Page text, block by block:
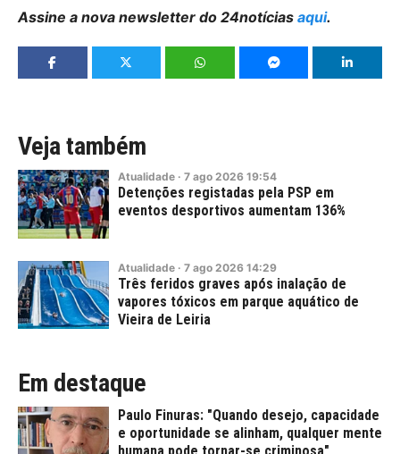
Assine a nova newsletter do 24notícias aqui.
Veja também
Atualidade · 7 ago 2026 19:54
Detenções registadas pela PSP em
eventos desportivos aumentam 136%
Atualidade · 7 ago 2026 14:29
Três feridos graves após inalação de
vapores tóxicos em parque aquático de
Vieira de Leiria
Em destaque
Paulo Finuras: "Quando desejo, capacidade
e oportunidade se alinham, qualquer mente